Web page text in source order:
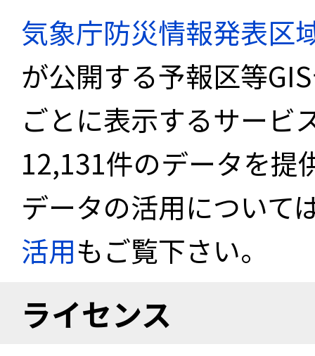
気象庁防災情報発表区
が公開する予報区等
ごとに表示するサービ
12,131件のデータを提
データの活用について
活用もご覧下さい。
ライセンス